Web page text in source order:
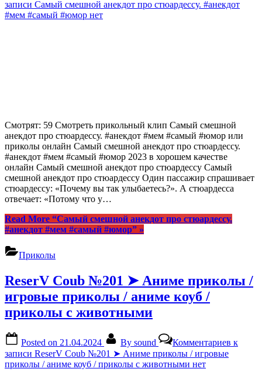
записи Самый смешной анекдот про стюардессу. #анекдот
#мем #самый #юмор нет
Смотрят: 59 Смотреть прикольный клип Самый смешной
анекдот про стюардессу. #анекдот #мем #самый #юмор или
приколы онлайн Самый смешной анекдот про стюардессу.
#анекдот #мем #самый #юмор 2023 в хорошем качестве
онлайн Самый смешной анекдот про стюардессу Самый
смешной анекдот про стюардессу Один пассажир спрашивает
стюардессу: «Почему вы так улыбаетесь?». А стюардесса
отвечает: «Потому что у…
Read More “Самый смешной анекдот про стюардессу.
#анекдот #мем #самый #юмор” »
Приколы
ReserV Coub №201 ➤ Аниме приколы /
игровые приколы / аниме коуб /
приколы с животными
Posted on 21.04.2024 By sound Комментариев к
записи ReserV Coub №201 ➤ Аниме приколы / игровые
приколы / аниме коуб / приколы с животными нет